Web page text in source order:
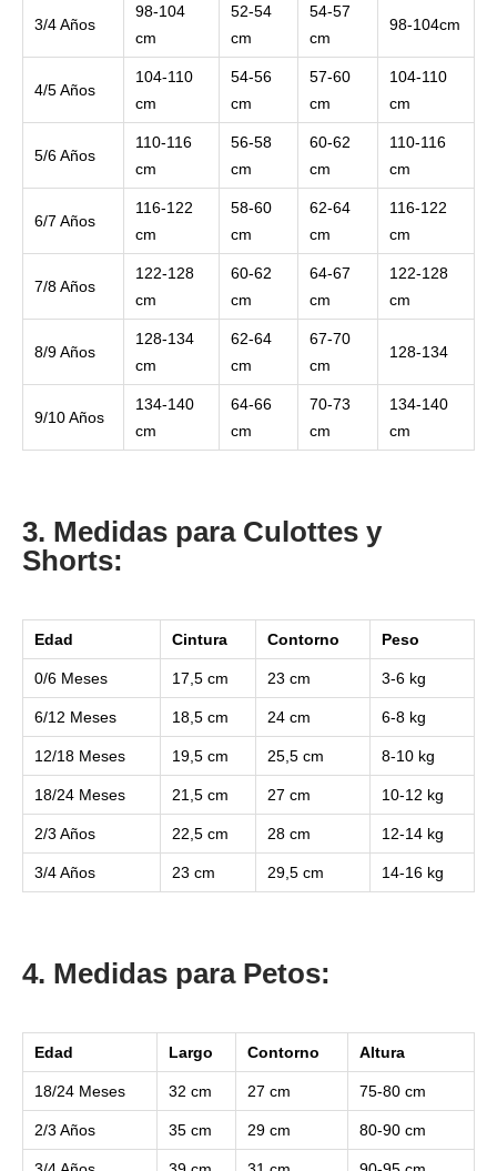
3/4 Años
98-104
cm
52-54
cm
54-57
cm
98-104cm
4/5 Años
104-110
cm
54-56
cm
57-60
cm
104-110
cm
5/6 Años
110-116
cm
56-58
cm
60-62
cm
110-116
cm
6/7 Años
116-122
cm
58-60
cm
62-64
cm
116-122
cm
7/8 Años
122-128
cm
60-62
cm
64-67
cm
122-128
cm
8/9 Años
128-134
cm
62-64
cm
67-70
cm
128-134
9/10 Años
134-140
cm
64-66
cm
70-73
cm
134-140
cm
3. Medidas para Culottes y
Shorts:
Edad Cintura Contorno Peso
0/6 Meses 17,5 cm 23 cm 3-6 kg
6/12 Meses 18,5 cm 24 cm 6-8 kg
12/18 Meses 19,5 cm 25,5 cm 8-10 kg
18/24 Meses 21,5 cm 27 cm 10-12 kg
2/3 Años 22,5 cm 28 cm 12-14 kg
3/4 Años 23 cm 29,5 cm 14-16 kg
4. Medidas para Petos:
Edad Largo Contorno Altura
18/24 Meses 32 cm 27 cm 75-80 cm
2/3 Años 35 cm 29 cm 80-90 cm